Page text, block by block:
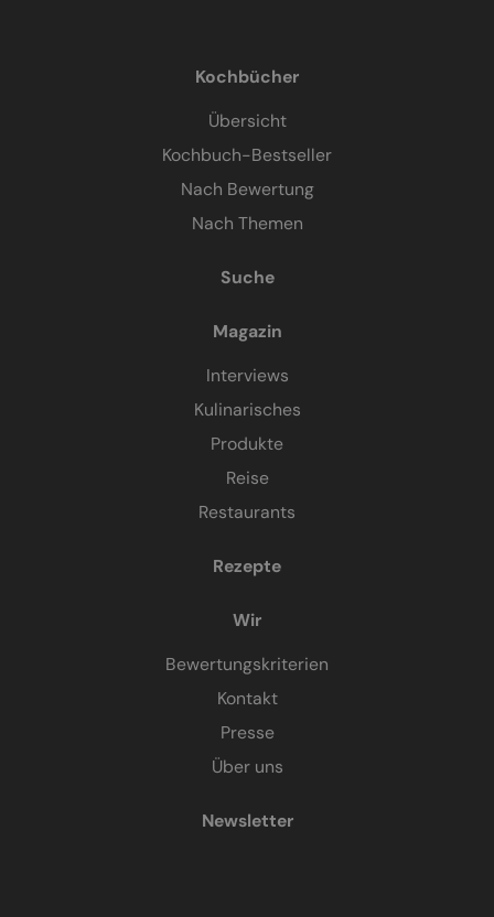
Kochbücher
Übersicht
Kochbuch-Bestseller
Nach Bewertung
Nach Themen
Suche
Magazin
Interviews
Kulinarisches
Produkte
Reise
Restaurants
Rezepte
Wir
Bewertungskriterien
Kontakt
Presse
Über uns
Newsletter